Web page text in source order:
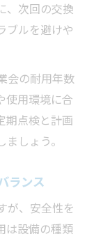
、次回の交換
ブルを避けや
会の耐用年数
使用環境に合
期点検と計画
しょう。
ランス
が、安全性を
は設備の種類